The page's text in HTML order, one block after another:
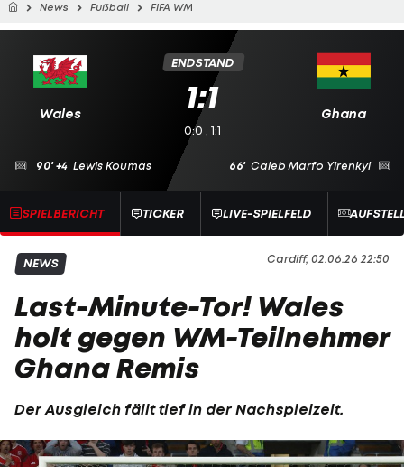
News Fußball FIFA WM
Wales Ghana
ENDSTAND
1:1
0:0 , 1:1
90' +4 Lewis Koumas 66' Caleb Marfo Yirenkyi
SPIELBERICHT TICKER LIVE-SPIELFELD
Cardiff, 02.06.26 22:50
NEWS
Last-Minute-Tor! Wales
holt gegen WM-Teilnehmer
Ghana Remis
Der Ausgleich fällt tief in der Nachspielzeit.